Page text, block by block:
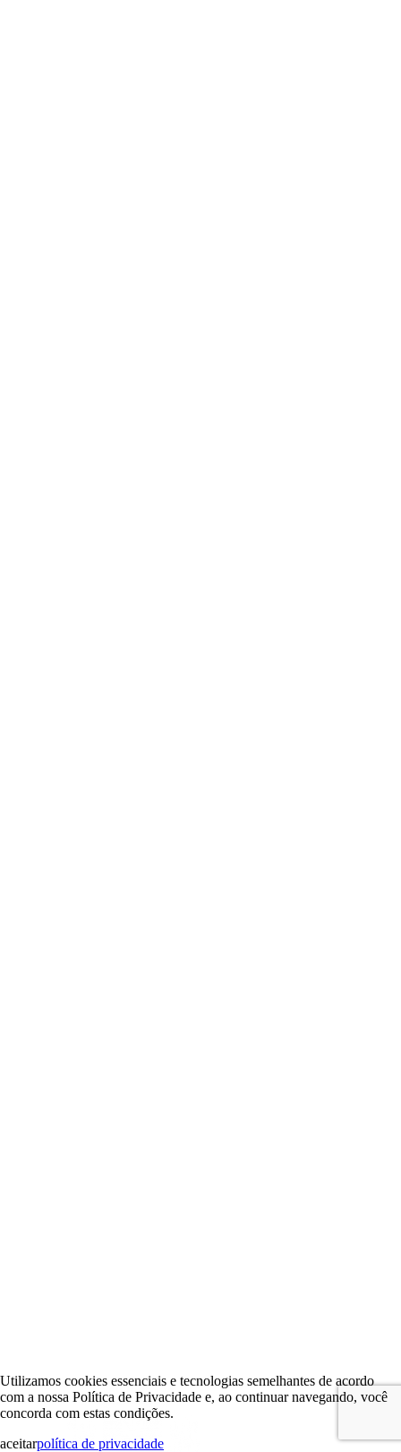
Utilizamos cookies essenciais e tecnologias semelhantes de acordo
com a nossa Política de Privacidade e, ao continuar navegando, você
concorda com estas condições.
aceitarpolítica de privacidade